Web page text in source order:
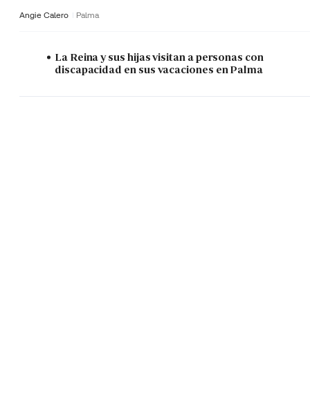
Angie Calero Palma
La Reina y sus hijas visitan a personas con
discapacidad en sus vacaciones en Palma